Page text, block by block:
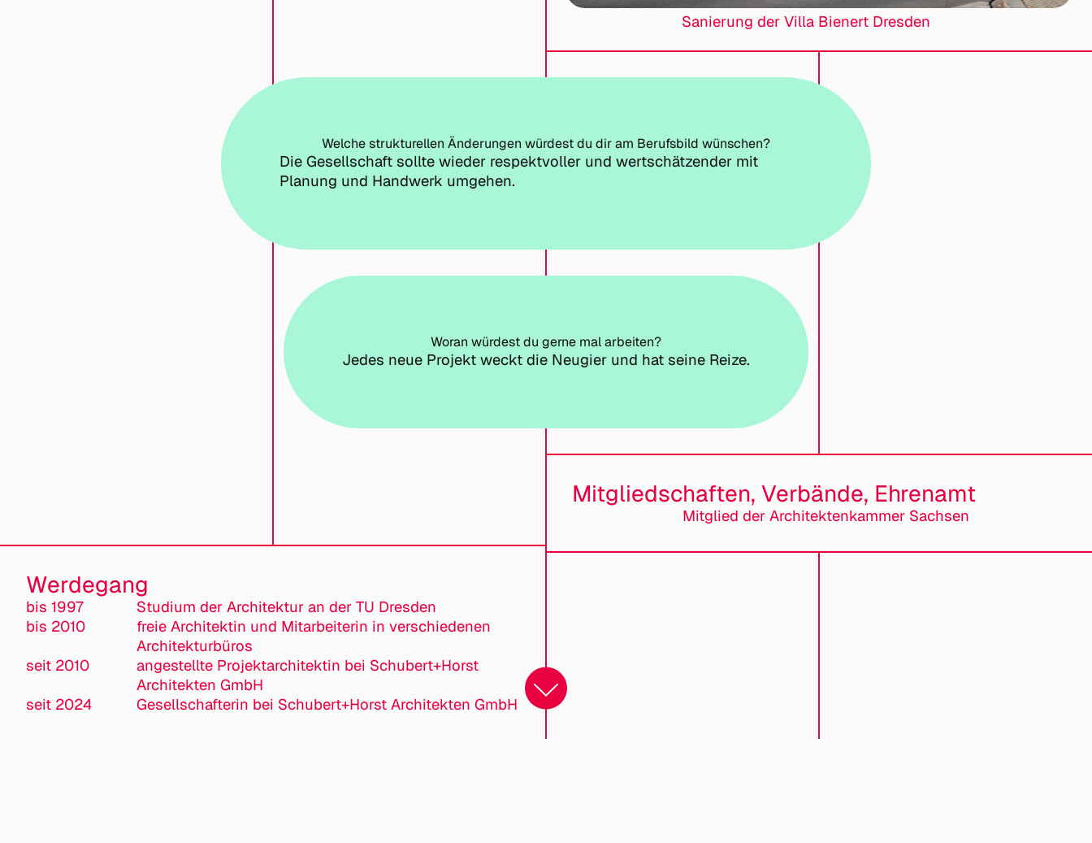
Sanierung der Villa Bienert Dresden
Welche strukturellen Änderungen würdest du dir am Berufsbild wünschen?
Die Gesellschaft sollte wieder respektvoller und wertschätzender mit
Planung und Handwerk umgehen.
Woran würdest du gerne mal arbeiten?
Jedes neue Projekt weckt die Neugier und hat seine Reize.
Werdegang
bis 1997
Studium der Architektur an der TU Dresden
bis 2010
freie Architektin und Mitarbeiterin in verschiedenen
Architekturbüros
seit 2010
angestellte Projektarchitektin bei Schubert+Horst
Architekten GmbH
seit 2024
Gesellschafterin bei Schubert+Horst Architekten GmbH
Mitgliedschaften, Verbände, Ehrenamt
Mitglied der Architektenkammer Sachsen